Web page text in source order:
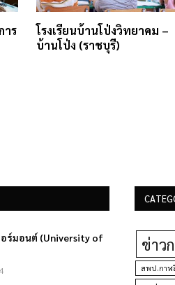
าร
โรงเรียนบ้านโป่งวิทยาคม –
บ้านโป่ง (ราชบุรี)
ร์มอนต์ (University of
ข่าว
สพป.กาฬ